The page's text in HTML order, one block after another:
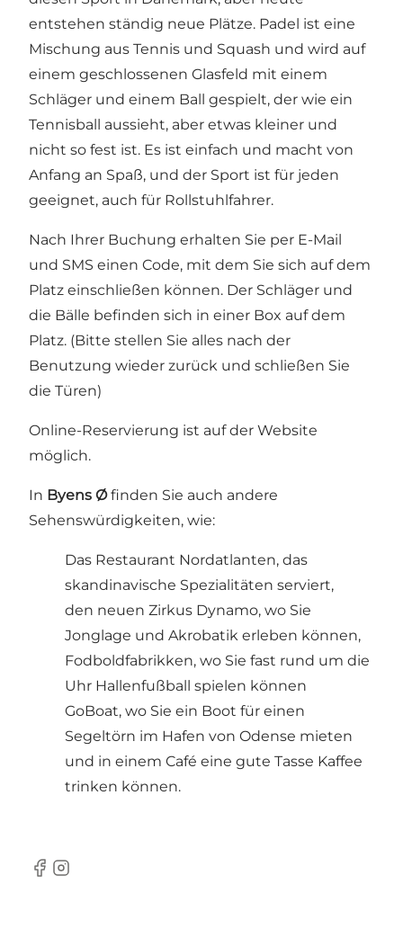
entstehen ständig neue Plätze. Padel ist eine
Mischung aus Tennis und Squash und wird auf
einem geschlossenen Glasfeld mit einem
Schläger und einem Ball gespielt, der wie ein
Tennisball aussieht, aber etwas kleiner und
nicht so fest ist. Es ist einfach und macht von
Anfang an Spaß, und der Sport ist für jeden
geeignet, auch für Rollstuhlfahrer.
Nach Ihrer Buchung erhalten Sie per E-Mail
und SMS einen Code, mit dem Sie sich auf dem
Platz einschließen können. Der Schläger und
die Bälle befinden sich in einer Box auf dem
Platz. (Bitte stellen Sie alles nach der
Benutzung wieder zurück und schließen Sie
die Türen)
Online-Reservierung ist auf der Website
möglich.
In Byens Øfinden Sie auch andere
Sehenswürdigkeiten, wie:
Das Restaurant Nordatlanten, das
skandinavische Spezialitäten serviert,
den neuen Zirkus Dynamo, wo Sie
Jonglage und Akrobatik erleben können,
Fodboldfabrikken, wo Sie fast rund um die
Uhr Hallenfußball spielen können
GoBoat, wo Sie ein Boot für einen
Segeltörn im Hafen von Odense mieten
und in einem Café eine gute Tasse Kaffee
trinken können.
Facebook
Instagram